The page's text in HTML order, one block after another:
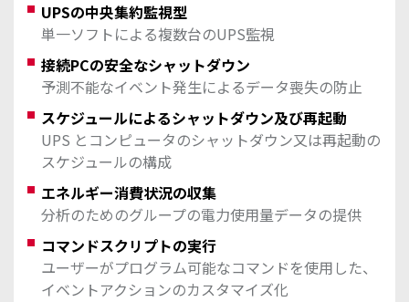
UPSの中央集約監視型
単一ソフトによる複数台のUPS監視
接続PCの安全なシャットダウン
予測不能なイベント発生によるデータ喪失の防止
スケジュールによるシャットダウン及び再起動
UPS とコンピュータのシャットダウン又は再起動の
スケジュールの構成
エネルギー消費状況の収集
分析のためのグループの電力使用量データの提供
コマンドスクリプトの実行
ユーザーがプログラム可能なコマンドを使用した、
イベントアクションのカスタマイズ化